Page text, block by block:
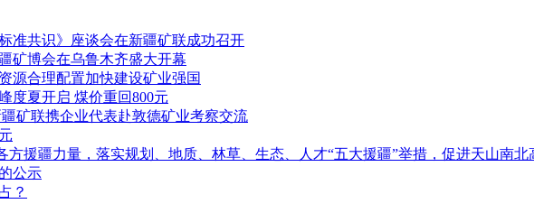
准共识》座谈会在新疆矿联成功召开
矿博会在乌鲁木齐盛大开幕
源合理配置加快建设矿业强国
度夏开启 煤价重回800元
矿联携企业代表赴敦德矿业考察交流
方援疆力量，落实规划、地质、林草、生态、人才“五大援疆”举措，促进天山南北
公示
？